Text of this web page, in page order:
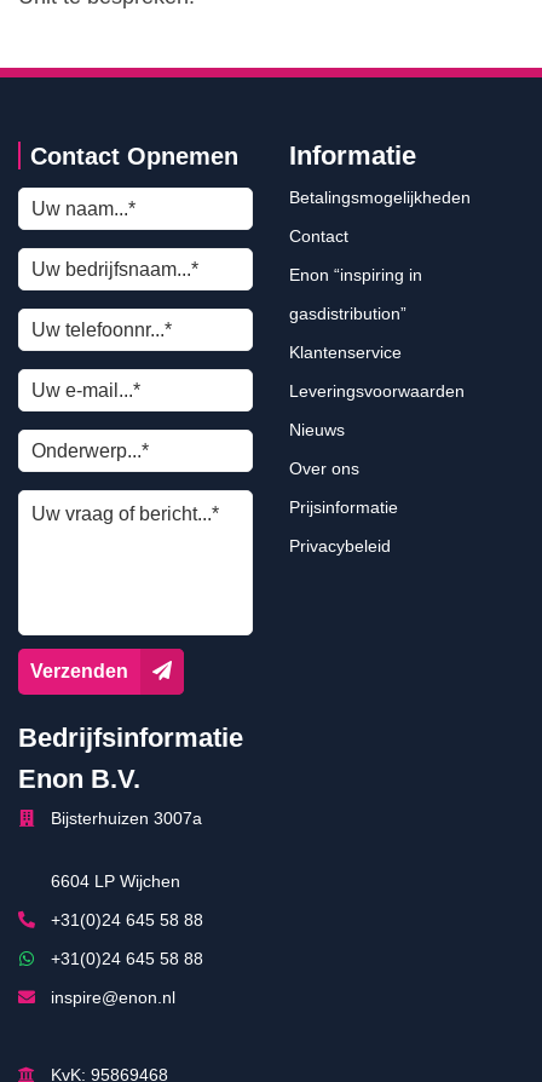
Contact Opnemen
Verzenden
Informatie
Betalingsmogelijkheden
Contact
Enon “inspiring in
gasdistribution”
Klantenservice
Leveringsvoorwaarden
Nieuws
Over ons
Prijsinformatie
Privacybeleid
Bedrijfsinformatie
Enon B.V.
Bijsterhuizen 3007a
6604 LP Wijchen
+31(0)24 645 58 88
+31(0)24 645 58 88
inspire@enon.nl
KvK: 95869468